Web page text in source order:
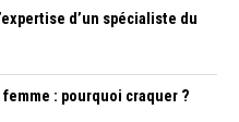
d’un spécialiste du
: pourquoi craquer ?